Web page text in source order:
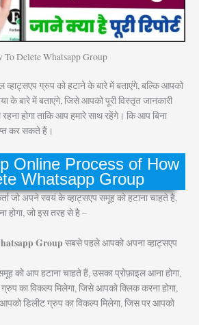
To Delete Whatsapp Group
ग्रुप को हटाने के बारे में बताएंगे, बल्कि आपको
के बारे में बताएंगे, जिसे आपको पूरी विस्तृत जानकारी
होगा ताकि आप हमारे साथ रहेंगे। कि आप बिना
कर सकते हैं।
Online Process of How
Whatsapp Group
जो अपने स्वयं के व्हाट्सएप समूह को हटाना चाहते हैं,
होगा, जो इस तरह से है –
Group सबसे पहले आपको अपना व्हाट्सएप
को आप हटाना चाहते हैं, उसका प्रोफ़ाइल आना होगा,
का विकल्प मिलेगा, जिसे आपको क्लिक करना होगा,
डिलीट ग्रुप का विकल्प मिलेगा, जिस पर आपको